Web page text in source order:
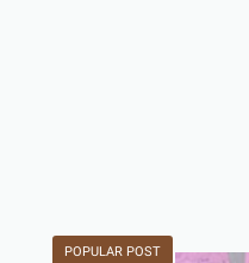
POPULAR POST